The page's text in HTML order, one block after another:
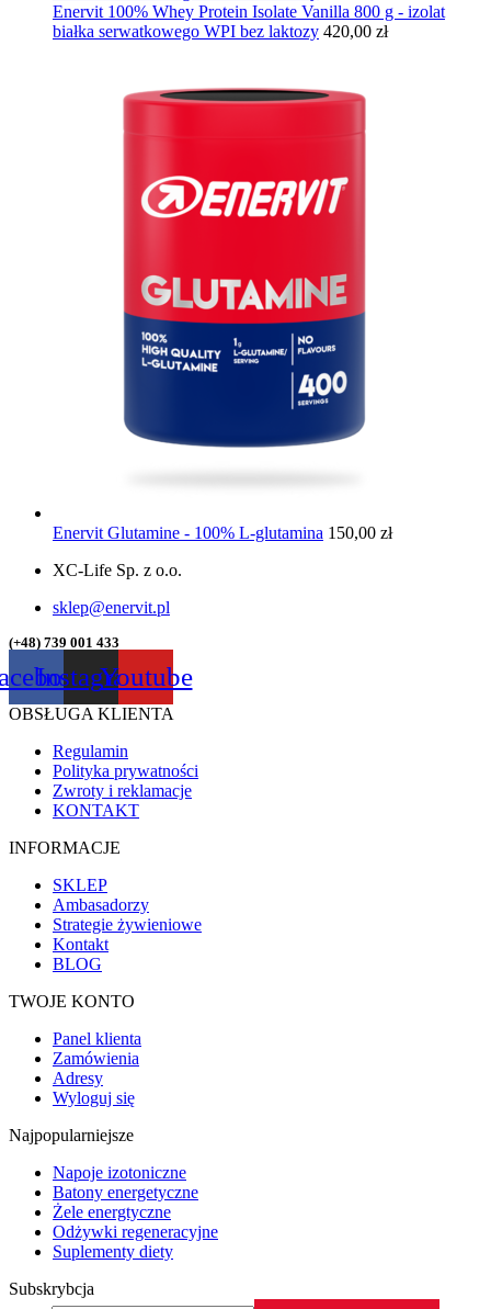
Enervit 100% Whey Protein Isolate Vanilla 800 g - izolat
białka serwatkowego WPI bez laktozy 420,00 zł
Enervit Glutamine - 100% L-glutamina 150,00 zł
XC-Life Sp. z o.o.
sklep@enervit.pl
(+48) 739 001 433
InstagramYoutube
OBSŁUGA KLIENTA
Regulamin
Polityka prywatności
Zwroty i reklamacje
KONTAKT
INFORMACJE
SKLEP
Ambasadorzy
Strategie żywieniowe
Kontakt
BLOG
TWOJE KONTO
Panel klienta
Zamówienia
Adresy
Wyloguj się
Najpopularniejsze
Napoje izotoniczne
Batony energetyczne
Żele energtyczne
Odżywki regeneracyjne
Suplementy diety
Subskrybcja